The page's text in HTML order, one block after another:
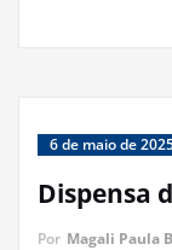
6 de maio de
Dispensa
Por Magali Paula